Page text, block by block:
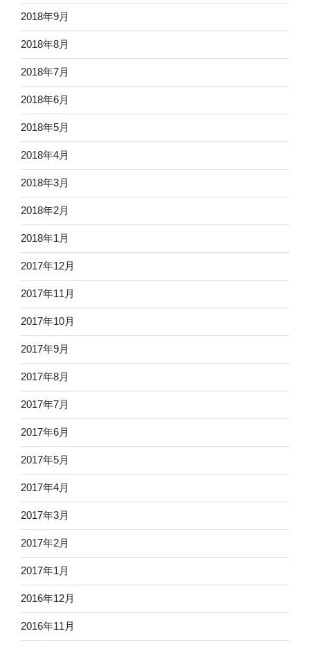
2018年9月
2018年8月
2018年7月
2018年6月
2018年5月
2018年4月
2018年3月
2018年2月
2018年1月
2017年12月
2017年11月
2017年10月
2017年9月
2017年8月
2017年7月
2017年6月
2017年5月
2017年4月
2017年3月
2017年2月
2017年1月
2016年12月
2016年11月